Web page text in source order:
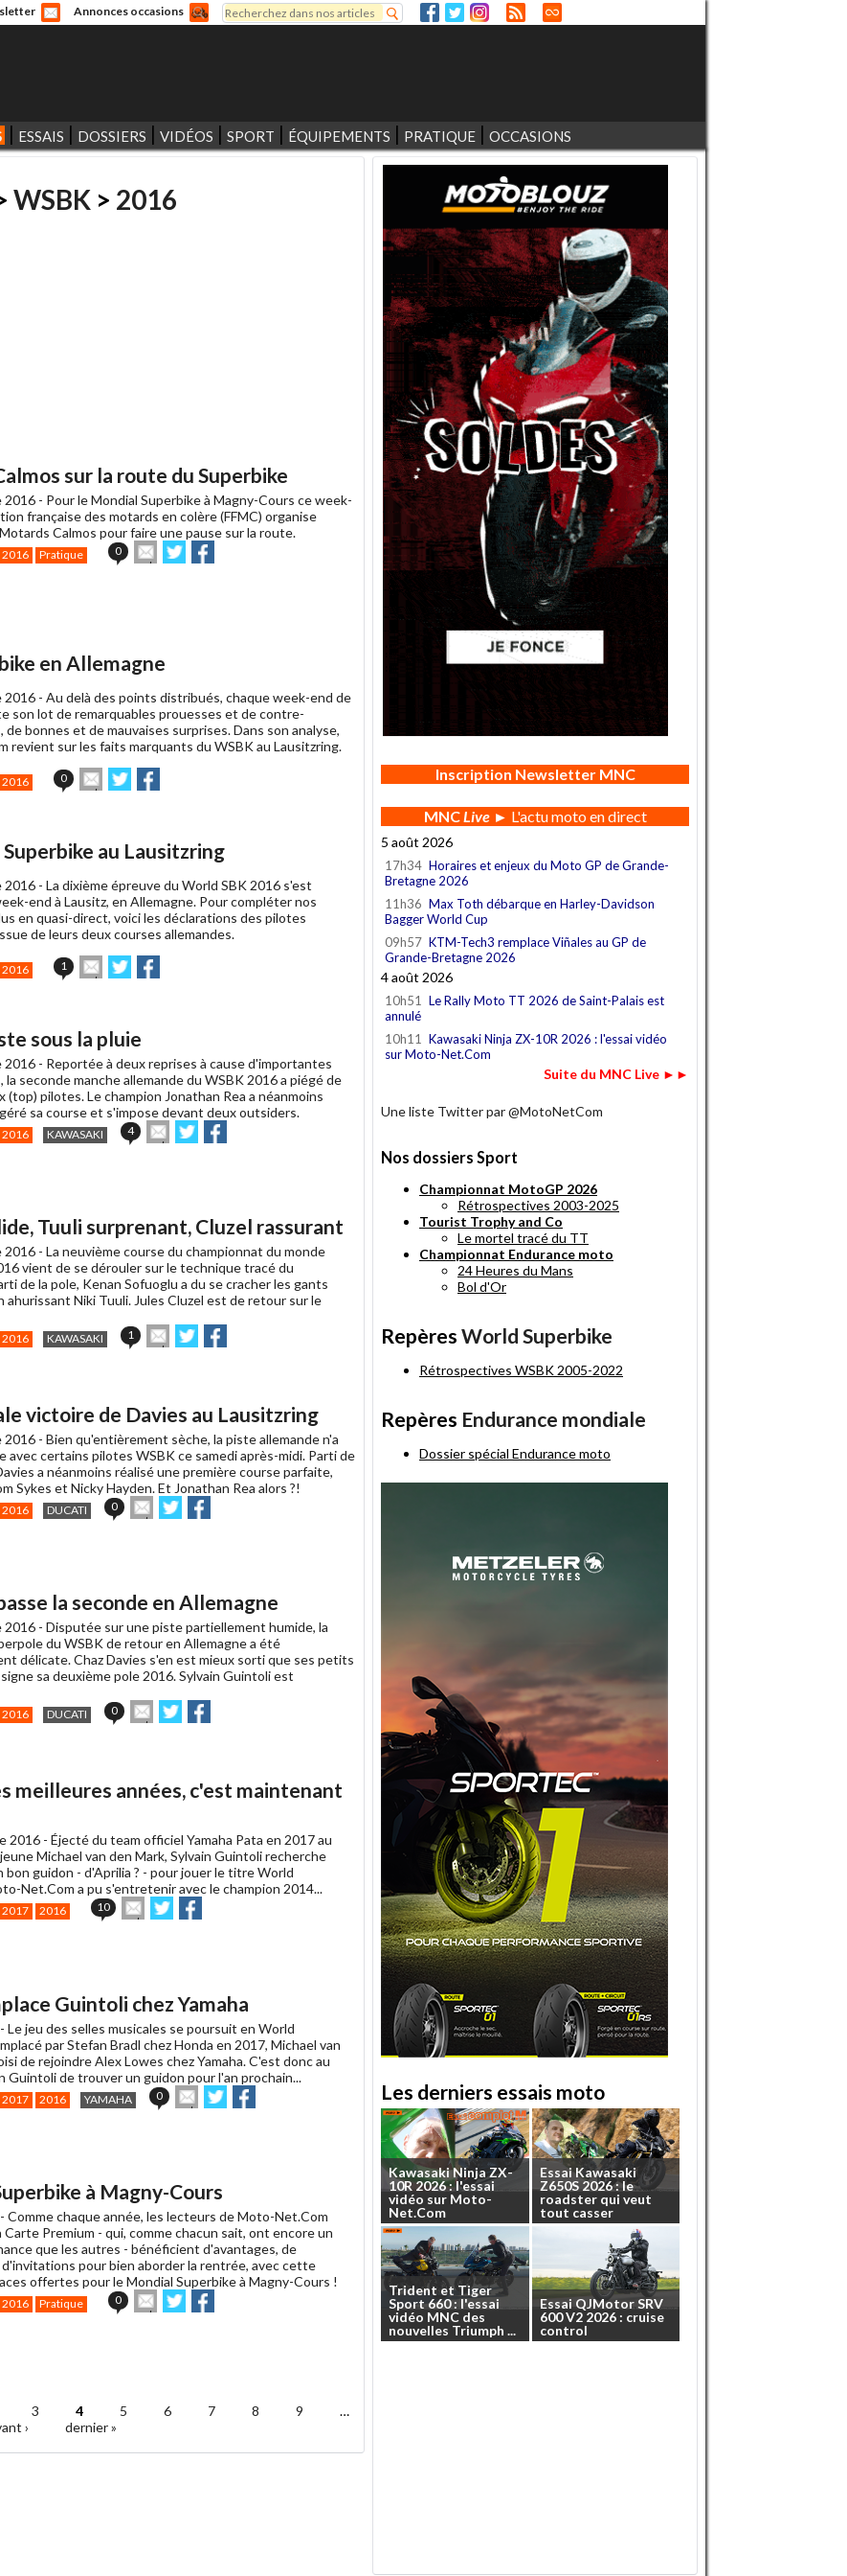
Annonces occasions
Formulaire de recherche
Rechercher
ESSAIS DOSSIERS VIDÉOS SPORT ÉQUIPEMENTS PRATIQUE OCCASIONS
WSBK > 2016
sur la route du Superbike
2016 - Pour le Mondial Superbike à Magny-Cours ce week-
française des motards en colère (FFMC) organise
Calmos pour faire une pause sur la route.
2016 Pratique 0
Envoyer
cet
Partager
sur sur
en Allemagne
2016 - Au delà des points distribués, chaque week-end de
son lot de remarquables prouesses et de contre-
de bonnes et de mauvaises surprises. Dans son analyse,
revient sur les faits marquants du WSBK au Lausitzring.
2016 0
Envoyer
cet
ami
Partager
sur sur
au Lausitzring
2016 - La dixième épreuve du World SBK 2016 s'est
end à Lausitz, en Allemagne. Pour compléter nos
en quasi-direct, voici les déclarations des pilotes
de leurs deux courses allemandes.
2016 1
Envoyer
cet
un
ami
Partager
sur sur
sous la pluie
2016 - Reportée à deux reprises à cause d'importantes
seconde manche allemande du WSBK 2016 a piégé de
(top) pilotes. Le champion Jonathan Rea a néanmoins
sa course et s'impose devant deux outsiders.
2016 KAWASAKI 4
Envoyer
cet
Partager
sur sur
Tuuli surprenant, Cluzel rassurant
2016 - La neuvième course du championnat du monde
vient de se dérouler sur le technique tracé du
de la pole, Kenan Sofuoglu a du se cracher les gants
ahurissant Niki Tuuli. Jules Cluzel est de retour sur le
2016 KAWASAKI 1
Envoyer
cet
ami
Partager
sur sur
victoire de Davies au Lausitzring
2016 - Bien qu'entièrement sèche, la piste allemande n'a
avec certains pilotes WSBK ce samedi après-midi. Parti de
a néanmoins réalisé une première course parfaite,
Sykes et Nicky Hayden. Et Jonathan Rea alors ?!
2016 DUCATI 0
Envoyer
cet
Partager
sur sur
la seconde en Allemagne
2016 - Disputée sur une piste partiellement humide, la
du WSBK de retour en Allemagne a été
délicate. Chaz Davies s'en est mieux sorti que ses petits
sa deuxième pole 2016. Sylvain Guintoli est
2016 DUCATI 0
Envoyer
cet
ami
Partager
sur sur
meilleures années, c'est maintenant
2016 - Éjecté du team officiel Yamaha Pata en 2017 au
Michael van den Mark, Sylvain Guintoli recherche
bon guidon - d'Aprilia ? - pour jouer le titre World
Net.Com a pu s'entretenir avec le champion 2014...
2017 2016 10
Envoyer
cet
Partager
sur sur
Guintoli chez Yamaha
Le jeu des selles musicales se poursuit en World
par Stefan Bradl chez Honda en 2017, Michael van
de rejoindre Alex Lowes chez Yamaha. C'est donc au
Guintoli de trouver un guidon pour l'an prochain...
2017 2016 YAMAHA 0
Envoyer
cet
Partager
sur sur
à Magny-Cours
Comme chaque année, les lecteurs de Moto-Net.Com
Premium - qui, comme chacun sait, ont encore un
que les autres - bénéficient d'avantages, de
pour bien aborder la rentrée, avec cette
offertes pour le Mondial Superbike à Magny-Cours !
2016 Pratique 0
Envoyer
cet
Partager
sur sur
3 4 5 6 7 8 9
…
›
dernier »
Inscription Newsletter MNC
MNCLive► L'actu moto en direct
5 août 2026
17h34 Horaires et enjeux du Moto GP de Grande-
Bretagne 2026
11h36 Max Toth débarque en Harley-Davidson
Bagger World Cup
09h57 KTM-Tech3 remplace Viñales au GP de
Grande-Bretagne 2026
4 août 2026
10h51
Le Rally Moto TT 2026 de Saint-Palais est
annulé
10h11
Kawasaki Ninja ZX-10R 2026 : l'essai vidéo
sur Moto-Net.Com
Suite du MNC Live ►►
Une liste Twitter par @MotoNetCom
Nos dossiers Sport
Championnat MotoGP 2026
Rétrospectives 2003-2025
Tourist Trophy and Co
Le mortel tracé du TT
Championnat Endurance moto
24 Heures du Mans
Bol d'Or
Repères World Superbike
Rétrospectives WSBK 2005-2022
Repères Endurance mondiale
Dossier spécial Endurance moto
Les derniers essais moto
KawasakiNinja ZX-
10R2026: l'essai
vidéo sur Moto-
Net.Com
EssaiKawasaki
Z650S 2026:le
roadster qui veut
tout casser
Trident etTiger
Sport660:l'essai
vidéo MNC des
nouvelles Triumph ...
Essai QJMotorSRV
600V2 2026 : cruise
control